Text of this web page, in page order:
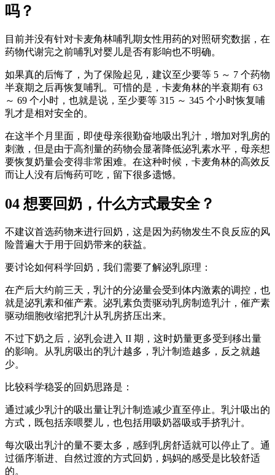
吗？
目前并没有针对卡麦角林哺乳期女性用药的对照研究数据，在
药物代谢完之前哺乳对婴儿是否有影响也不明确。
如果真的后悔了，为了保险起见，建议至少要等 5 ～ 7 个药物
半衰期之后再恢复哺乳。可惜的是，卡麦角林的半衰期有 63
～ 69 个小时，也就是说，至少要等 315 ～ 345 个小时恢复哺
乳才是相对安全的。
在这半个月里面，即使母亲很勤奋地吸出乳汁，增加对乳房的
刺激，但是由于高剂量的药物会显著降低泌乳素水平，母亲想
要恢复奶量会变得非常困难。在这种时候，卡麦角林的高效反
而让人没有后悔药可吃，留下很多遗憾。
04 想要回奶，什么方式最安全？
不建议首选药物来进行回奶，这是因为药物发生不良反应的风
险普遍大于用于回奶带来的获益。
要讨论如何科学回奶，我们需要了解泌乳原理：
在产后大约前三天，乳汁的分泌量会受到体内激素的调控，也
就是泌乳素和催产素。泌乳素负责驱动乳房制造乳汁，催产素
驱动细胞收缩把乳汁从乳房挤压出来。
不过下奶之后，泌乳会进入 II 期，这时奶量更多受到移出量
的影响。从乳房吸出的乳汁越多，乳汁制造越多，反之就越
少。
比较科学稳妥的回奶思路是：
通过减少乳汁的吸出量让乳汁制造减少直至停止。乳汁吸出的
方式，既包括亲喂婴儿，也包括用吸奶器吸或手挤乳汁。
每次吸出乳汁的量不要太多，感到乳房舒适就可以停止了。通
过循序渐进、自然过渡的方式回奶，妈妈的感受是比较舒适
的。